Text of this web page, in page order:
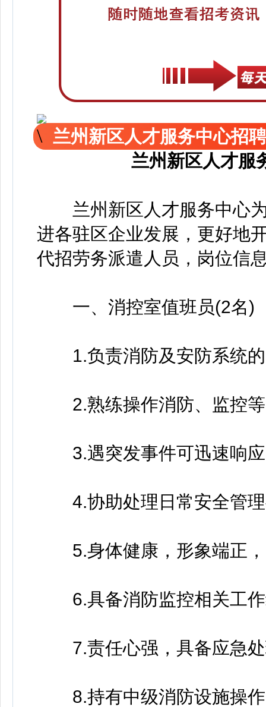
兰州新区人才服务中心招
兰州新区人才服
兰州新区人才服务中心为
进各驻区企业发展，更好地
代招劳务派遣人员，岗位信
一、消控室值班员(2名)
1.负责消防及安防系统的
2.熟练操作消防、监控等
3.遇突发事件可迅速响应
4.协助处理日常安全管理
5.身体健康，形象端正，
6.具备消防监控相关工作
7.责任心强，具备应急处
8.持有中级消防设施操作